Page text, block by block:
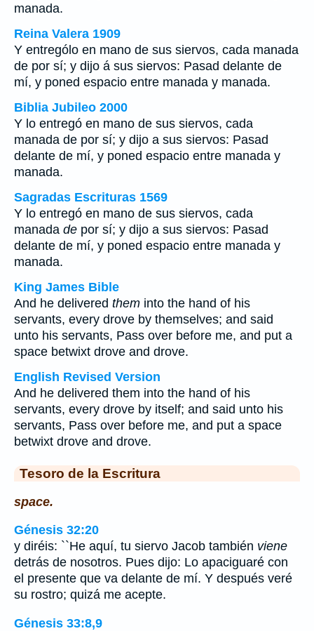
manada.
Reina Valera 1909
Y entrególo en mano de sus siervos, cada manada
de por sí; y dijo á sus siervos: Pasad delante de
mí, y poned espacio entre manada y manada.
Biblia Jubileo 2000
Y lo entregó en mano de sus siervos, cada
manada de por sí; y dijo a sus siervos: Pasad
delante de mí, y poned espacio entre manada y
manada.
Sagradas Escrituras 1569
Y lo entregó en mano de sus siervos, cada
manada de por sí; y dijo a sus siervos: Pasad
delante de mí, y poned espacio entre manada y
manada.
King James Bible
And he delivered them into the hand of his
servants, every drove by themselves; and said
unto his servants, Pass over before me, and put a
space betwixt drove and drove.
English Revised Version
And he delivered them into the hand of his
servants, every drove by itself; and said unto his
servants, Pass over before me, and put a space
betwixt drove and drove.
Tesoro de la Escritura
space.
Génesis 32:20
y diréis: ``He aquí, tu siervo Jacob también viene
detrás de nosotros. Pues dijo: Lo apaciguaré con
el presente que va delante de mí. Y después veré
su rostro; quizá me acepte.
Génesis 33:8,9